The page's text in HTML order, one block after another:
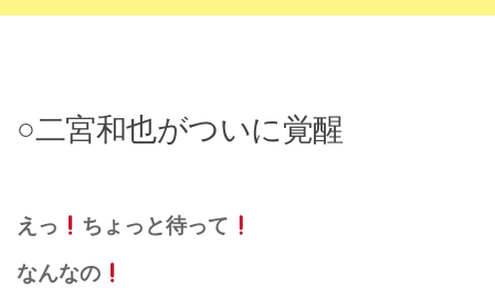
○二宮和也がついに覚醒
えっ
ちょっと待って
なんなの